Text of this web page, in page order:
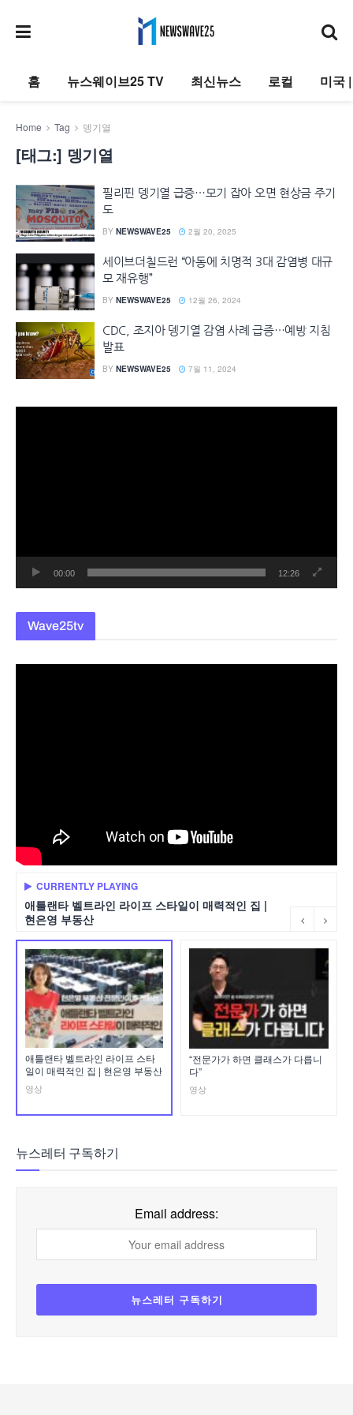
홈 뉴스웨이브25 TV 최신뉴스 로컬 미국
Home Tag 뎅기열
[태그:] 뎅기열
필리핀 뎅기열 급증…모기 잡아 오면 현상금 주기
도
BY NEWSWAVE25 2월 20, 2025
세이브더칠드런 “아동에 치명적 3대 감염병 대규
모 재유행”
BY NEWSWAVE25 12월 26, 2024
CDC, 조지아 뎅기열 감염 사례 급증…예방 지침
발표
BY NEWSWAVE25 7월 11, 2024
00:00 12:26
Wave25tv
CURRENTLY PLAYING
애틀랜타 벨트라인 라이프 스타일이 매력적인 집 |
현은영 부동산
애틀랜타 벨트라인 라이프 스타
일이 매력적인 집 | 현은영 부동산
영상
“전문가가 하면 클래스가 다릅니
다”
영상
뉴스레터 구독하기
Email address: